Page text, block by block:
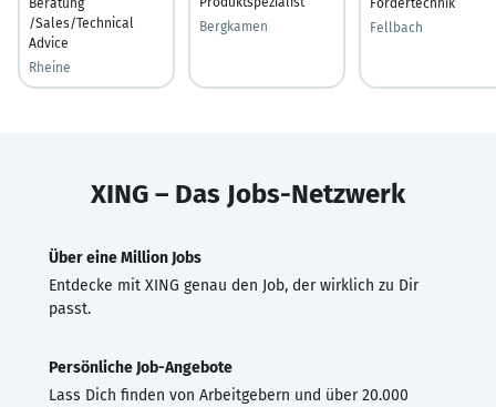
/Sales/Technical
Advice
Rheine
Bergkamen
Fellbach
XING – Das Jobs-Netzwerk
Über eine Million Jobs
Entdecke mit XING genau den Job, der wirklich zu Dir
passt.
Persönliche Job-Angebote
Lass Dich finden von Arbeitgebern und über 20.000